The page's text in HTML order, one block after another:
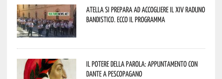
Atella si prepara ad accogliere il XIV Raduno
Bandistico. Ecco il programma
Il Potere della parola: appuntamento con
Dante a Pescopagano